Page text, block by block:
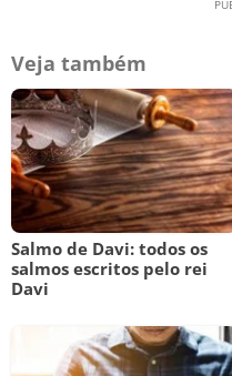
Veja também
Salmo de Davi: todos os
salmos escritos pelo rei
Davi